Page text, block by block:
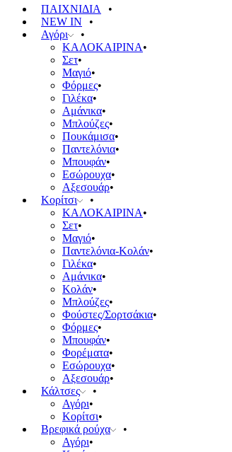
ΠΑΙΧΝΙΔΙΑ
NEW IN
Αγόρι
ΚΑΛΟΚΑΙΡΙΝΑ
Σετ
Μαγιό
Φόρμες
Γιλέκα
Αμάνικα
Μπλούζες
Πουκάμισα
Παντελόνια
Μπουφάν
Εσώρουχα
Αξεσουάρ
Κορίτσι
ΚΑΛΟΚΑΙΡΙΝΑ
Σετ
Μαγιό
Παντελόνια-Κολάν
Γιλέκα
Αμάνικα
Κολάν
Μπλούζες
Φούστες/Σορτσάκια
Φόρμες
Μπουφάν
Φορέματα
Εσώρουχα
Αξεσουάρ
Κάλτσες
Αγόρι
Κορίτσι
Βρεφικά ρούχα
Αγόρι